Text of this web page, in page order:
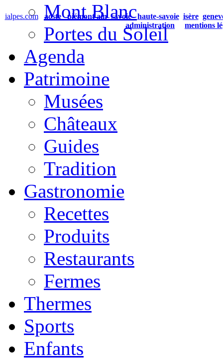
ialpes.com aoste piémont ain savoie haute-savoie isère
administration
mentions
Mont Blanc
Portes du Soleil
Agenda
Patrimoine
Musées
Châteaux
Guides
Tradition
Gastronomie
Recettes
Produits
Restaurants
Fermes
Thermes
Sports
Enfants